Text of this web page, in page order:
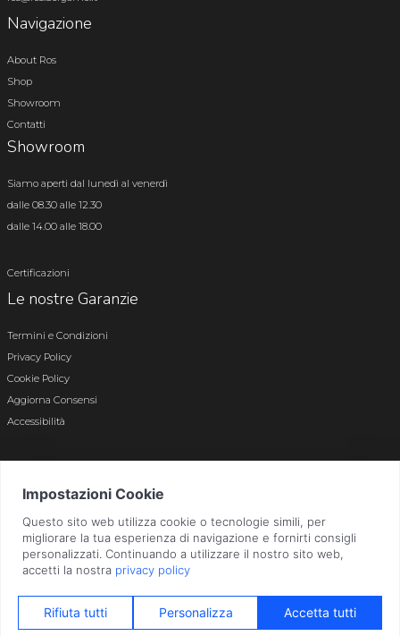
Navigazione
About Ros
Shop
Showroom
Contatti
Showroom
Siamo aperti dal lunedì al venerdì
dalle 08.30 alle 12.30
dalle 14.00 alle 18.00
Certificazioni
Le nostre Garanzie
Termini e Condizioni
Privacy Policy
Cookie Policy
Aggiorna Consensi
Accessibilità
Bergamo n. 01496180165 · Capitale Sociale i.v. € 800.000,00